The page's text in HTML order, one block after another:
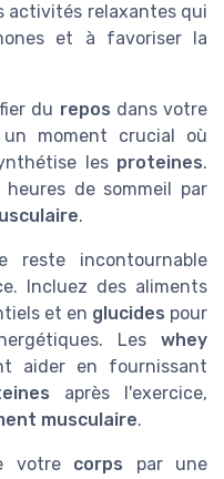
activités relaxantes qui
et à favoriser la
du repos dans votre
moment crucial où
les proteines.
de sommeil par
.
reste incontournable
Incluez des aliments
et en glucides pour
Les whey
aider en fournissant
après l'exercice,
musculaire.
votre corps par une